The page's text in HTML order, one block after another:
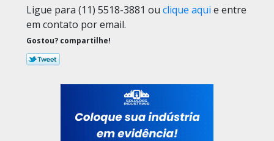
Ligue para (11) 5518-3881 ou clique aqui e entre
em contato por email.
Gostou? compartilhe!